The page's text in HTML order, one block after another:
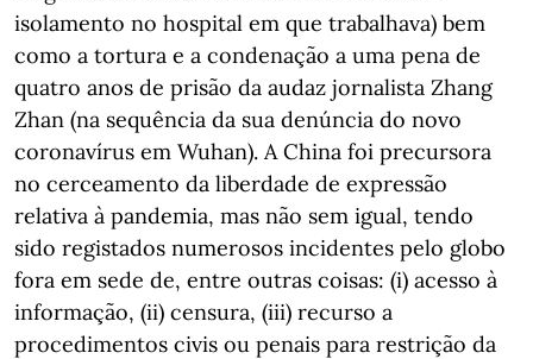
isolamento no hospital em que trabalhava) bem
como a tortura e a condenação a uma pena de
quatro anos de prisão da audaz jornalista Zhang
Zhan (na sequência da sua denúncia do novo
coronavírus em Wuhan). A China foi precursora
no cerceamento da liberdade de expressão
relativa à pandemia, mas não sem igual, tendo
sido registados numerosos incidentes pelo globo
fora em sede de, entre outras coisas: (i) acesso à
informação, (ii) censura, (iii) recurso a
procedimentos civis ou penais para restrição da